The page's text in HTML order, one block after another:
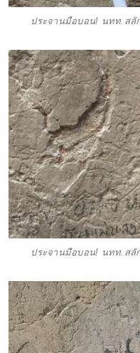
ประจานมือบอน! นทท.สลั
ประจานมือบอน! นทท.สลั